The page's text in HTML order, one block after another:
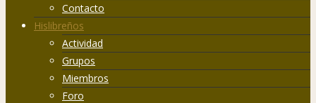
Contacto
Hislibreños
Actividad
Grupos
Miembros
Foro